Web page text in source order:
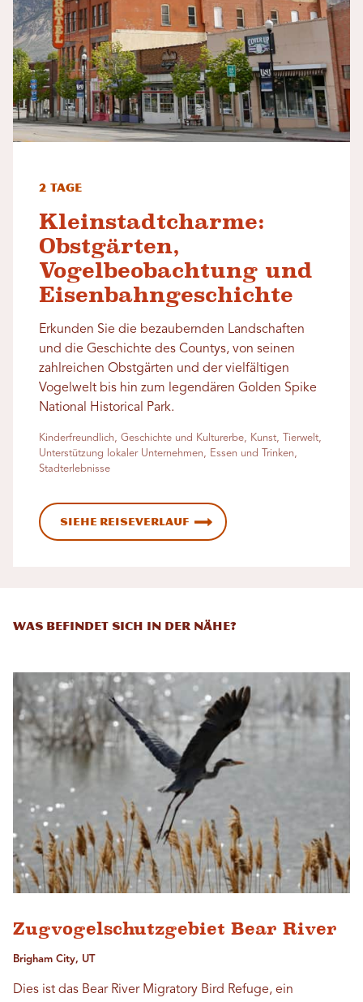
2 Tage
Kleinstadtcharme:
Obstgärten,
Vogelbeobachtung und
Eisenbahngeschichte
Erkunden Sie die bezaubernden Landschaften
und die Geschichte des Countys, von seinen
zahlreichen Obstgärten und der vielfältigen
Vogelwelt bis hin zum legendären Golden Spike
National Historical Park.
Kinderfreundlich, Geschichte und Kulturerbe, Kunst, Tierwelt,
Unterstützung lokaler Unternehmen, Essen und Trinken,
Stadterlebnisse
Siehe Reiseverlauf
Was befindet sich in der Nähe?
Zugvogelschutzgebiet Bear River
Brigham City, UT
Dies ist das Bear River Migratory Bird Refuge, ein